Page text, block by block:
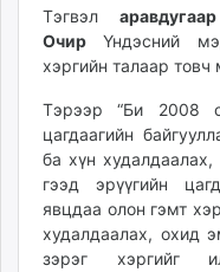
Тэгвэл
Очир Үндэсний
хэргийн талаар
Тэрээр “Би 2008
цагдаагийн
ба хүн
гээд эрүүгийн
явцдаа олон гэмт
худалдаалах, охид
зэрэг хэргийг